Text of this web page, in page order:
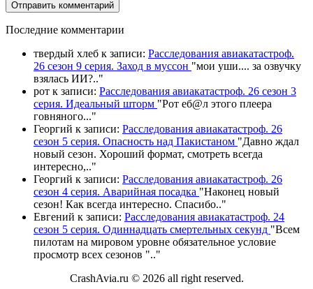
Последние комментарии
твердый хлеб к записи: Расследования авиакатастроф.
26 сезон 9 серия. Заход в муссон "мои уши.... за озвучку
взялась ИИ?.."
рот к записи: Расследования авиакатастроф. 26 сезон 3
серия. Идеальный шторм "Рот еб@л этого плеера
говняного..."
Георгий к записи: Расследования авиакатастроф. 26
сезон 5 серия. Опасность над Пакистаном "Давно ждал
новый сезон. Хороший формат, смотреть всегда
интересно,.."
Георгий к записи: Расследования авиакатастроф. 26
сезон 4 серия. Аварийная посадка "Наконец новый
сезон! Как всегда интересно. Спасибо.."
Евгений к записи: Расследования авиакатастроф. 24
сезон 5 серия. Одиннадцать смертельных секунд "Всем
пилотам на мировом уровне обязательное условие
просмотр всех сезонов ".."
CrashAvia.ru © 2026 all right reserved.